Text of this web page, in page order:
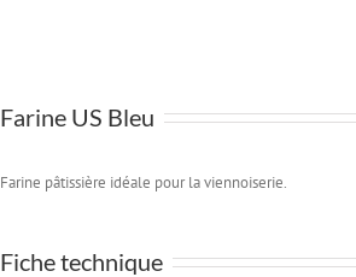
Farine US Bleu
Farine pâtissière idéale pour la viennoiserie.
Fiche technique